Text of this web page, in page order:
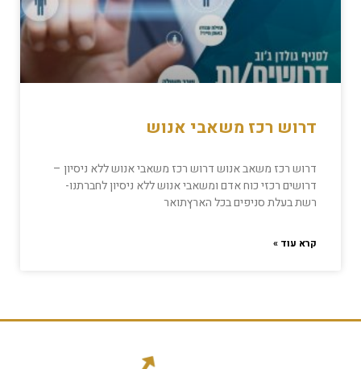
דרוש רכז משאבי אנוש
דרוש רכז משאב אנוש דרוש רכז משאבי אנוש ללא ניסיון –
דרושים רכזי כוח אדם ומשאבי אנוש ללא ניסיון לחברתנו-
רשת בעלת סניפים בכל הארץתואר
קרא עוד »